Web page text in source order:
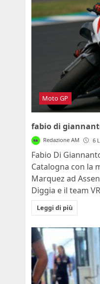
Moto GP
fabio di
Redazione AM 6
Fabio Di
Catalogna con la
Marquez ad
Diggia e il team
Leggi di più